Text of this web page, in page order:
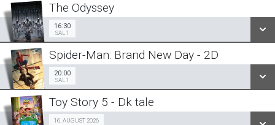
SE ALLE DAGE
LÆS MERE
The Odyssey
16:30
SAL 1
Sal 1
SE ALLE DAGE
LÆS MERE
Spider-Man: Brand New Day - 2D
20:00
SAL 1
Sal 1
SE ALLE DAGE
Toy Story 5 - Dk tale
16. AUGUST 2026